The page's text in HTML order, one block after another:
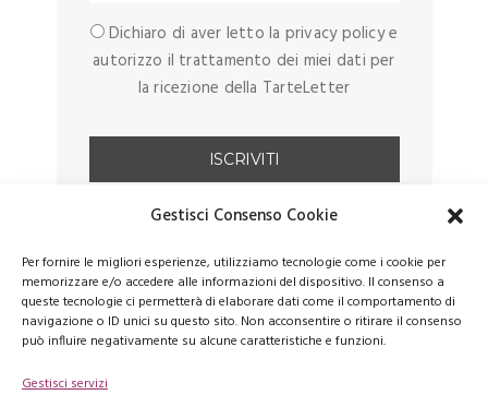
Gestisci Consenso Cookie
Per fornire le migliori esperienze, utilizziamo tecnologie come i cookie per
memorizzare e/o accedere alle informazioni del dispositivo. Il consenso a
queste tecnologie ci permetterà di elaborare dati come il comportamento di
navigazione o ID unici su questo sito. Non acconsentire o ritirare il consenso
può influire negativamente su alcune caratteristiche e funzioni.
Gestisci servizi
Dichiaro di aver letto la privacy policy e
autorizzo il trattamento dei miei dati per
la ricezione della TarteLetter